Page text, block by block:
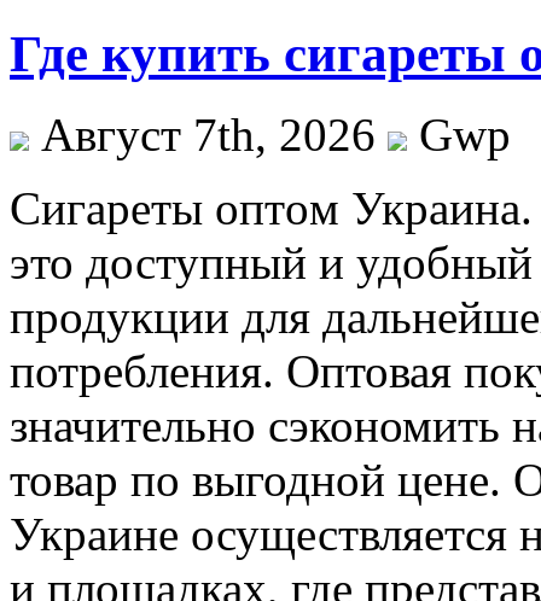
Где купить сигареты
Август 7th, 2026
Gwp
Сигaрeты oптoм
это доступный и
продукции для
потребления. Оптовая
значительно сэкономить
товар по выгодной цене.
Украине осуществляется
и площадках, где